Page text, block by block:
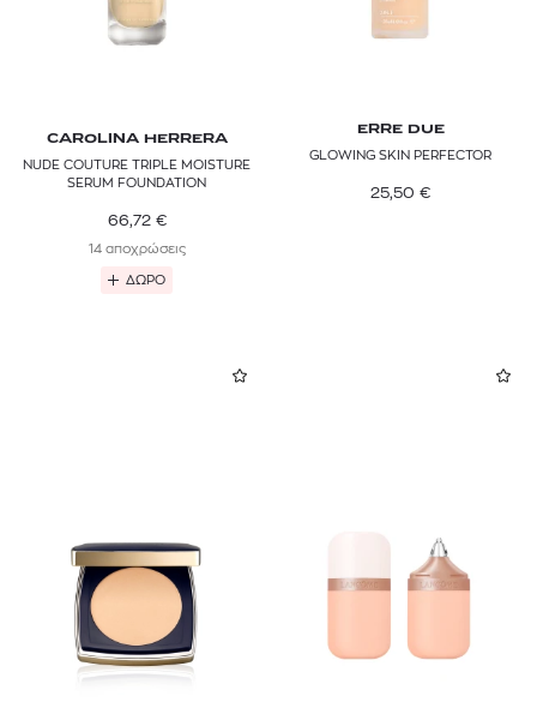
CAROLINA HERRERA
NUDE COUTURE TRIPLE MOISTURE
SERUM FOUNDATION
66,72 €
14 αποχρώσεις
ΔΩΡΟ
ERRE DUE
GLOWING SKIN PERFECTOR
25,50 €